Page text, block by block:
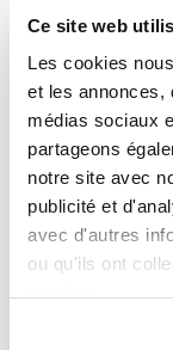
Ce site web
Les cookies
et les annonces,
médias sociaux
partageons
notre site avec
publicité et
avec d'autres
ou qu'ils ont
visitez un site
répondre en
l’application
préférences.
suivants :
Nécessaires–
indispensables
Cette
assurent les